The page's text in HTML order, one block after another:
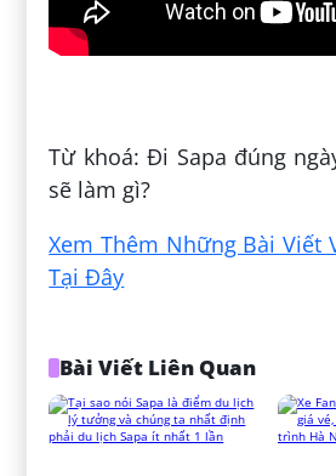
Từ khoá: Đi Sapa đúng
sẽ làm gì?
Xem Thêm Những Bài Viết
Tại Đây
Bài Viết Liên Quan